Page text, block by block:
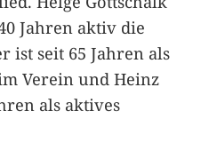
Jahren aktiv die
ist seit 65 Jahren als
Verein und Heinz
als aktives